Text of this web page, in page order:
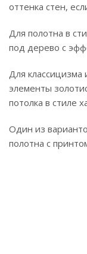
оттенка стен,
Для полотна в
под дерево с
Для классицизма
элементы
потолка в стиле
Один из
полотна с